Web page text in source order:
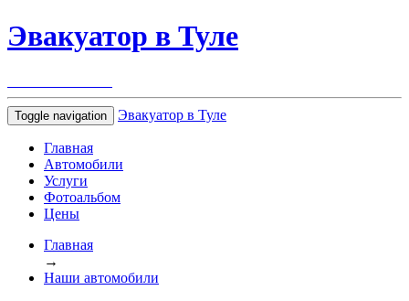
Эвакуатор в Туле
Toggle navigation Эвакуатор в Туле
Главная
Автомобили
Услуги
Фотоальбом
Цены
Главная
→
Наши автомобили